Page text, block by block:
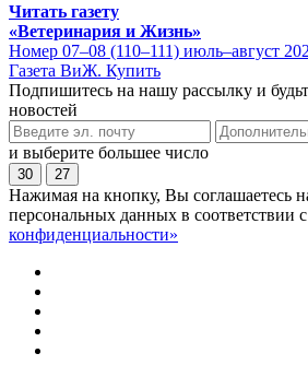
Читать газету
«Ветеринария и Жизнь»
Номер 07–08 (110–111) июль–август
Газета ВиЖ. Купить
Подпишитесь на нашу рассылку и
новостей
и выберите большее число
30 27
Нажимая на кнопку, Вы соглашаетесь
персональных данных в соответствии с
конфиденциальности»